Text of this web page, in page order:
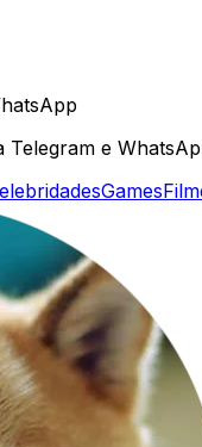
e
Games